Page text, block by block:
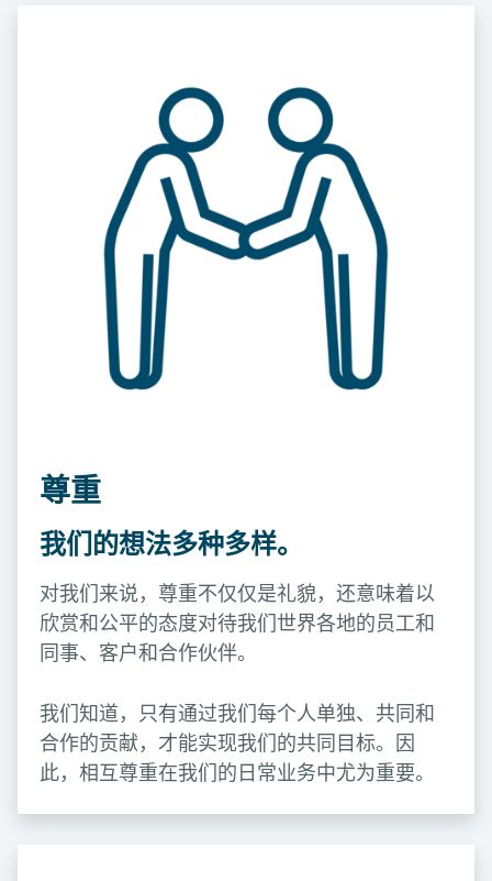
尊重
我们的想法多种多样。
对我们来说，尊重不仅仅是礼貌，还意味着以
欣赏和公平的态度对待我们世界各地的员工和
同事、客户和合作伙伴。
我们知道，只有通过我们每个人单独、共同和
合作的贡献，才能实现我们的共同目标。因
此，相互尊重在我们的日常业务中尤为重要。